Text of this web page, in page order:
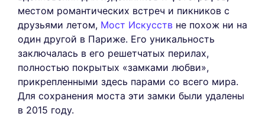
местом романтических встреч и пикников с
друзьями летом, Мост Искусств не похож ни на
один другой в Париже. Его уникальность
заключалась в его решетчатых перилах,
полностью покрытых «замками любви»,
прикрепленными здесь парами со всего мира.
Для сохранения моста эти замки были удалены
в 2015 году.